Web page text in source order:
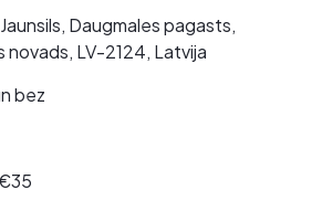
Daugmales pagasts,
novads, LV-2124, Latvija
bez